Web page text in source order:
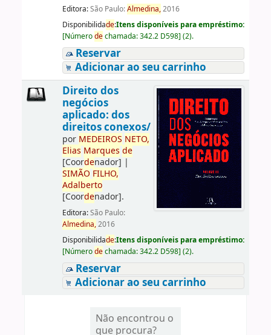
Editora:São Paulo:Almedina,2016
Disponibilidade:Itens disponíveis para empréstimo:
[Númerodechamada:342.2 D598] (2).
Reservar
Adicionar ao seu carrinho
Direito dos
negócios
aplicado: dos
direitos conexos/
por MEDEIROS NETO,
Elias Marques de
[Coordenador] |
SIMÃO FILHO,
Adalberto
[Coordenador].
Editora:São Paulo:
Almedina,2016
Disponibilidade:Itens disponíveis para empréstimo:
[Númerodechamada:342.2 D598] (2).
Reservar
Adicionar ao seu carrinho
Não encontrou o
que procura?